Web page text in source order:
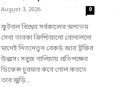
-
August 3, 2026 0
ফুটবল বিশ্বের সর্বকালের অন্যতম
সেরা তারকা ক্রিশ্চিয়ানো রোনালদো
মানেই নিত্যনতুন রেকর্ড আর ট্রফির
উল্লাস। সবুজ গালিচায় প্রতিপক্ষের
ডিফেন্স চুরমার করে গোল করতে
তার জুড়ি...